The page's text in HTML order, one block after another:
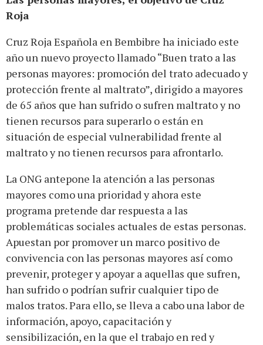
Roja
Cruz Roja Española en Bembibre ha iniciado este
año un nuevo proyecto llamado “Buen trato a las
personas mayores: promoción del trato adecuado y
protección frente al maltrato”, dirigido a mayores
de 65 años que han sufrido o sufren maltrato y no
tienen recursos para superarlo o están en
situación de especial vulnerabilidad frente al
maltrato y no tienen recursos para afrontarlo.
La ONG antepone la atención a las personas
mayores como una prioridad y ahora este
programa pretende dar respuesta a las
problemáticas sociales actuales de estas personas.
Apuestan por promover un marco positivo de
convivencia con las personas mayores así como
prevenir, proteger y apoyar a aquellas que sufren,
han sufrido o podrían sufrir cualquier tipo de
malos tratos. Para ello, se lleva a cabo una labor de
información, apoyo, capacitación y
sensibilización, en la que el trabajo en red y